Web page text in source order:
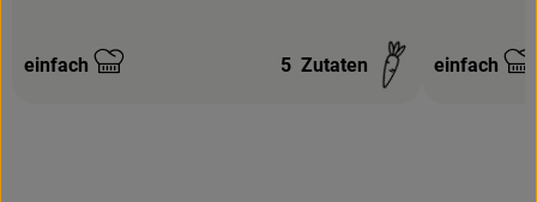
Schwierigkeit:
einfach 5 Zutaten einfach